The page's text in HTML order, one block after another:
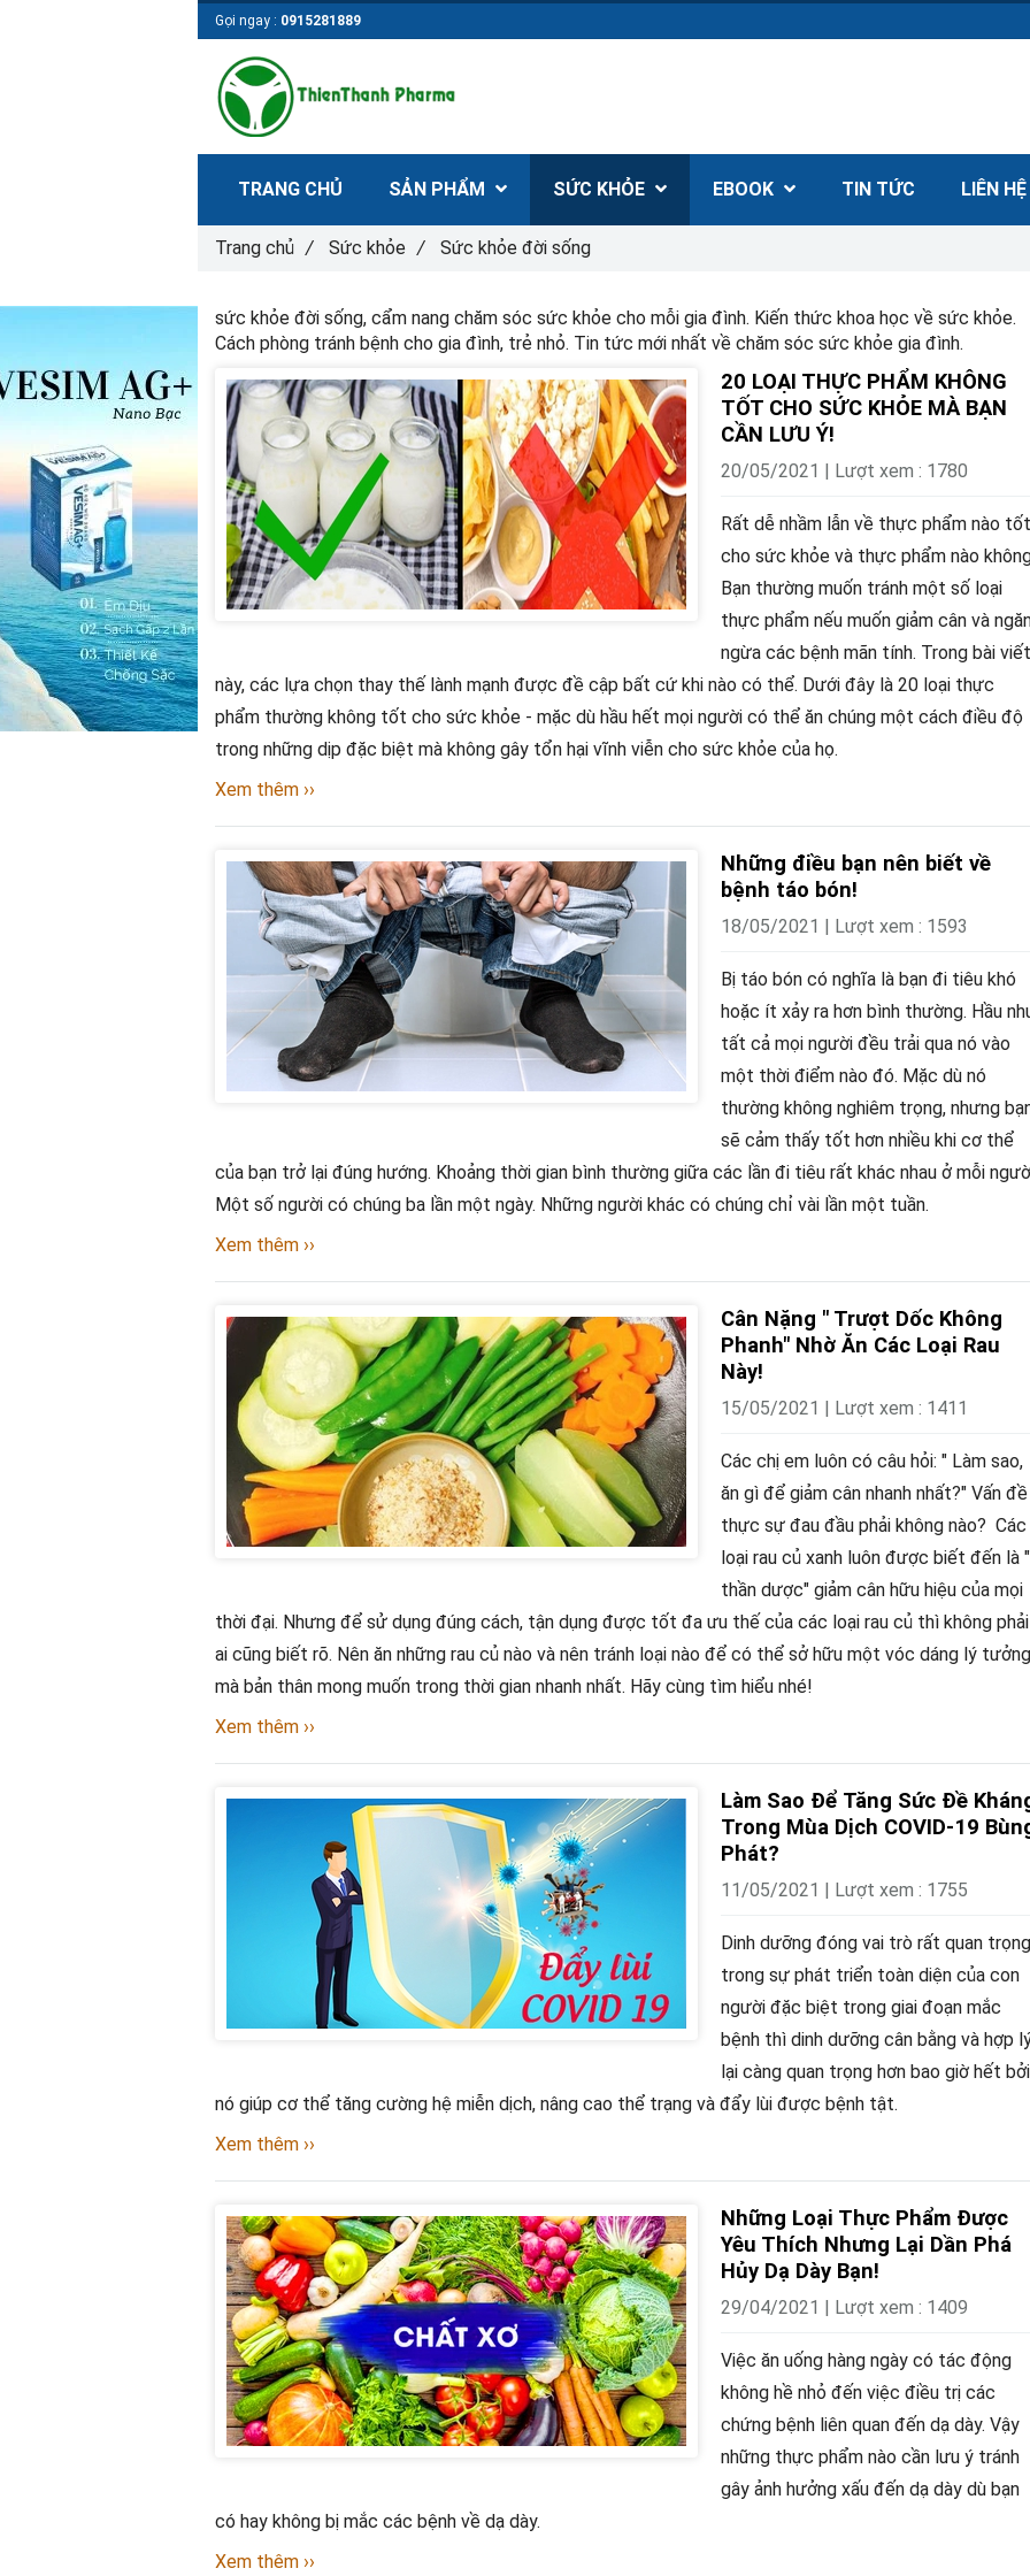
sức khỏe đời sống, cẩm nang chăm sóc sức khỏe cho mỗi gia đình. Kiến thức khoa học về sức khỏe.
Cách phòng tránh bệnh cho gia đình, trẻ nhỏ. Tin tức mới nhất về chăm sóc sức khỏe gia đình.
20 LOẠI THỰC PHẨM KHÔNG
TỐT CHO SỨC KHỎE MÀ BẠN
CẦN LƯU Ý!
20/05/2021 | Lượt xem : 1780
Rất dễ nhầm lẫn về thực phẩm nào tốt
cho sức khỏe và thực phẩm nào
Bạn thường muốn tránh một số loại
thực phẩm nếu muốn giảm cân và
ngừa các bệnh mãn tính. Trong bài viết
này, các lựa chọn thay thế lành mạnh được đề cập bất cứ khi nào có thể. Dưới đây là 20 loại thực
phẩm thường không tốt cho sức khỏe - mặc dù hầu hết mọi người có thể ăn chúng một cách điều độ
trong những dịp đặc biệt mà không gây tổn hại vĩnh viễn cho sức khỏe của họ.
Xem thêm ››
Những điều bạn nên biết về
bệnh táo bón!
18/05/2021 | Lượt xem : 1593
Bị táo bón có nghĩa là bạn đi tiêu khó
hoặc ít xảy ra hơn bình thường. Hầu
tất cả mọi người đều trải qua nó vào
một thời điểm nào đó. Mặc dù nó
thường không nghiêm trọng, nhưng
sẽ cảm thấy tốt hơn nhiều khi cơ thể
của bạn trở lại đúng hướng. Khoảng thời gian bình thường giữa các lần đi tiêu rất khác nhau ở mỗi
Một số người có chúng ba lần một ngày. Những người khác có chúng chỉ vài lần một tuần.
Xem thêm ››
Cân Nặng " Trượt Dốc Không
Phanh" Nhờ Ăn Các Loại Rau
Này!
15/05/2021 | Lượt xem : 1411
Các chị em luôn có câu hỏi: " Làm sao,
ăn gì để giảm cân nhanh nhất?" Vấn đề
thực sự đau đầu phải không nào? Các
loại rau củ xanh luôn được biết đến là "
thần dược" giảm cân hữu hiệu của mọi
thời đại. Nhưng để sử dụng đúng cách, tận dụng được tốt đa ưu thế của các loại rau củ thì không phải
ai cũng biết rõ. Nên ăn những rau củ nào và nên tránh loại nào để có thể sở hữu một vóc dáng lý tưởng
mà bản thân mong muốn trong thời gian nhanh nhất. Hãy cùng tìm hiểu nhé!
Xem thêm ››
Làm Sao Để Tăng Sức Đề
Trong Mùa Dịch COVID-19
Phát?
11/05/2021 | Lượt xem : 1755
Dinh dưỡng đóng vai trò rất quan trọng
trong sự phát triển toàn diện của con
người đặc biệt trong giai đoạn mắc
bệnh thì dinh dưỡng cân bằng và hợp
lại càng quan trọng hơn bao giờ hết bởi
nó giúp cơ thể tăng cường hệ miễn dịch, nâng cao thể trạng và đẩy lùi được bệnh tật.
Xem thêm ››
Những Loại Thực Phẩm Được
Yêu Thích Nhưng Lại Dần Phá
Hủy Dạ Dày Bạn!
29/04/2021 | Lượt xem : 1409
Việc ăn uống hàng ngày có tác động
không hề nhỏ đến việc điều trị các
chứng bệnh liên quan đến dạ dày. Vậy
những thực phẩm nào cần lưu ý tránh
gây ảnh hưởng xấu đến dạ dày dù bạn
có hay không bị mắc các bệnh về dạ dày.
Xem thêm ››
Trang chủ / Sức khỏe / Sức khỏe đời sống
Gọi ngay : 0915281889
TRANG CHỦ SẢN PHẨM SỨC KHỎE EBOOK TIN TỨC LIÊN HỆ